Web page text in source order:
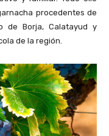
procedentes de
de Borja, Calatayud y
de la región.